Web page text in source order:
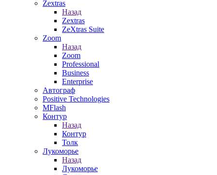
Zextras
Назад
Zextras
ZeXtras Suite
Zoom
Назад
Zoom
Professional
Business
Enterprise
Автограф
Positive Technologies
MFlash
Контур
Назад
Контур
Толк
Лукоморье
Назад
Лукоморье